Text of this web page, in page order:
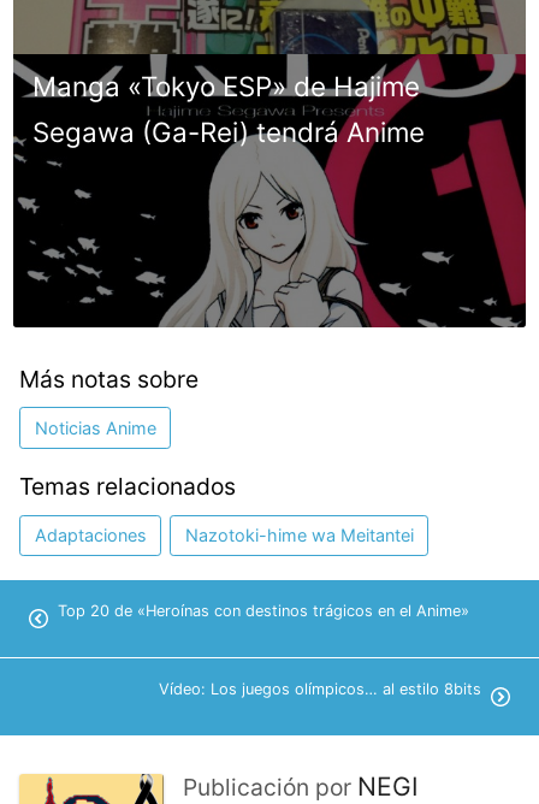
Manga «Tokyo ESP» de Hajime
Segawa (Ga-Rei) tendrá Anime
Más notas sobre
Noticias Anime
Temas relacionados
Adaptaciones Nazotoki-hime wa Meitantei
Top 20 de «Heroínas con destinos trágicos en el Anime»
Vídeo: Los juegos olímpicos… al estilo 8bits
Publicación por NEGI